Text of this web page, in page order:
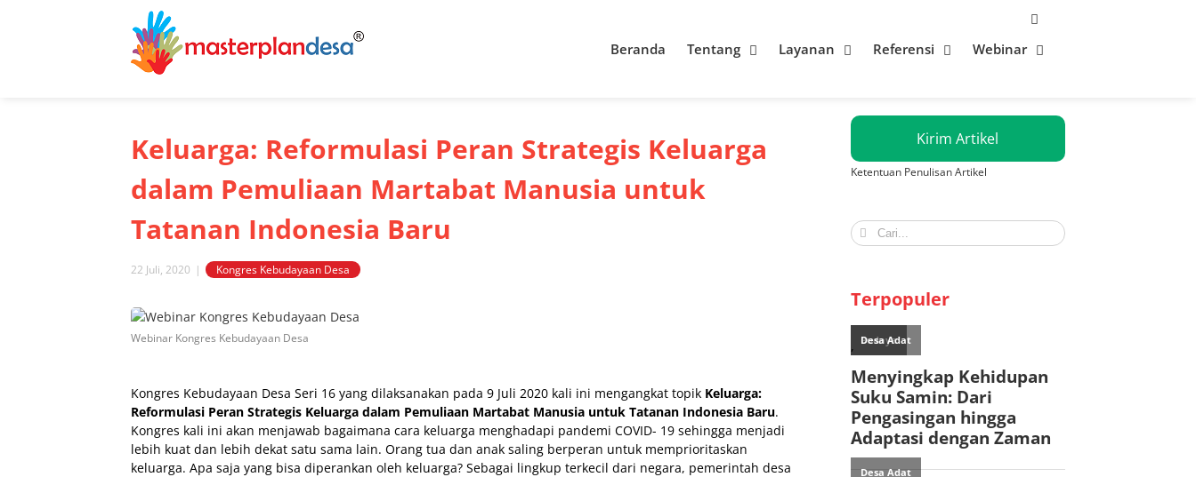
Beranda Tentang Layanan Referensi Webinar
Keluarga: Reformulasi Peran Strategis Keluarga
dalam Pemuliaan Martabat Manusia untuk
Tatanan Indonesia Baru
22 Juli, 2020 | Kongres Kebudayaan Desa
View
Larger
Webinar Kongres Kebudayaan Desa
Kongres Kebudayaan Desa Seri 16 yang dilaksanakan pada 9 Juli 2020 kali ini mengangkat topik Keluarga:
Reformulasi Peran Strategis Keluarga dalam Pemuliaan Martabat Manusia untuk Tatanan Indonesia Baru.
Kongres kali ini akan menjawab bagaimana cara keluarga menghadapi pandemi COVID- 19 sehingga menjadi
lebih kuat dan lebih dekat satu sama lain. Orang tua dan anak saling berperan untuk memprioritaskan
keluarga. Apa saja yang bisa diperankan oleh keluarga? Sebagai lingkup terkecil dari negara, pemerintah desa
Kirim Artikel
Ketentuan Penulisan Artikel
Search
for:
Terpopuler